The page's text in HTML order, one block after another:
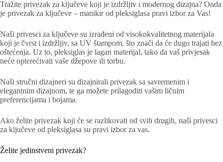
Tražite privezak za ključeve koji je izdržljiv i modernog dizajna? Onda
je privezak za ključeve – manikir od pleksiglasa pravi izbor za Vas!
Naši privesci za ključeve su izrađeni od visokokvalitetnog materijala
koji je čvrst i izdržljiv, sa UV štampom, što znači da će dugo trajati bez
oštećenja. Uz to, pleksiglas je lagan materijal, tako da vaš privjesak
neće opterećivati vaše džepove ili torbu.
Naši stručni dizajneri su dizajnirali privezak sa savremenim i
elegantnim dizajnom, te ga možete prilagoditi vašim ličnim
preferencijama i bojama.
Ako želite privezak koji će se razlikovati od svih drugih, naši privesci
za ključeve od pleksiglasa su pravi izbor za vas.
Želite jedinstveni privezak?